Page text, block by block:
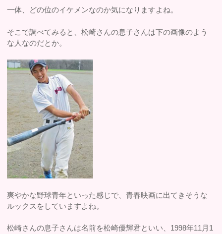
一体、どの位のイケメンなのか気になりますよね。
そこで調べてみると、松崎さんの息子さんは下の画像のよう
な人なのだとか。
爽やかな野球青年といった感じで、青春映画に出てきそうな
ルックスをしていますよね。
松崎さんの息子さんは名前を松崎優輝君といい、1998年11月1